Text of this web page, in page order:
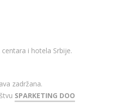
i hotela Srbije.
zadržana.
SPARKETING DOO